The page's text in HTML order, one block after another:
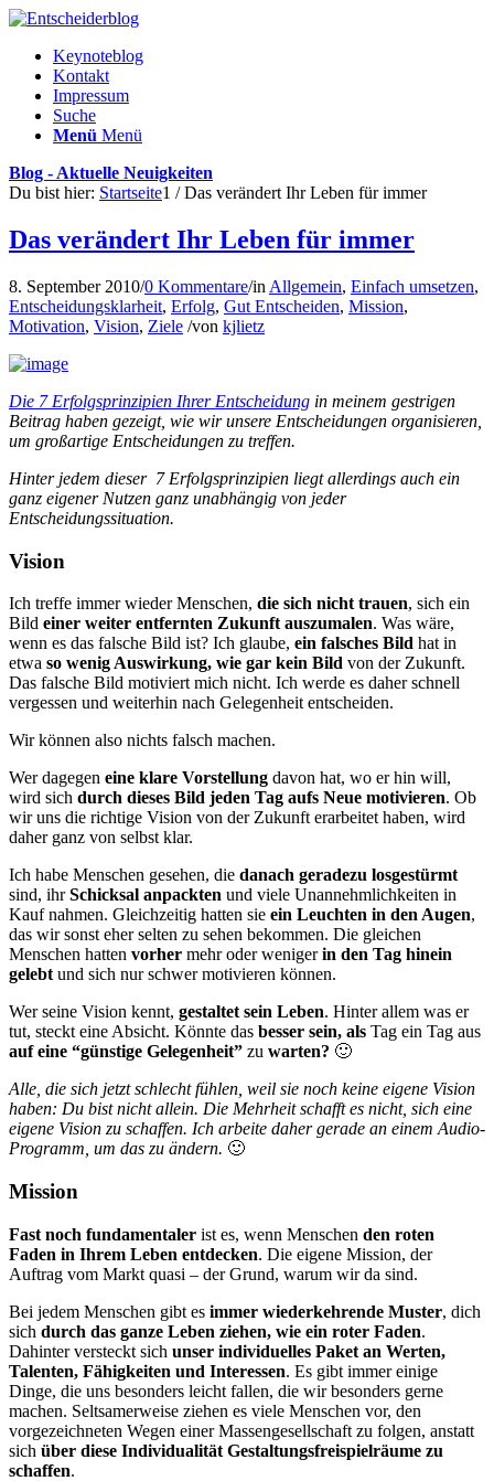
Keynoteblog
Kontakt
Impressum
Suche
Menü Menü
Blog - Aktuelle Neuigkeiten
Du bist hier: Startseite1 / Das verändert Ihr Leben für immer
Das verändert Ihr Leben für immer
8. September 2010/0 Kommentare/in Allgemein, Einfach umsetzen,
Entscheidungsklarheit, Erfolg, Gut Entscheiden, Mission,
Motivation, Vision, Ziele /von kjlietz
Die 7 Erfolgsprinzipien Ihrer Entscheidung in meinem gestrigen
Beitrag haben gezeigt, wie wir unsere Entscheidungen organisieren,
um großartige Entscheidungen zu treffen.
Hinter jedem dieser 7 Erfolgsprinzipien liegt allerdings auch ein
ganz eigener Nutzen ganz unabhängig von jeder
Entscheidungssituation.
Vision
Ich treffe immer wieder Menschen, die sich nicht trauen, sich ein
Bild einer weiter entfernten Zukunft auszumalen. Was wäre,
wenn es das falsche Bild ist? Ich glaube, ein falsches Bild hat in
etwa so wenig Auswirkung, wie gar kein Bild von der Zukunft.
Das falsche Bild motiviert mich nicht. Ich werde es daher schnell
vergessen und weiterhin nach Gelegenheit entscheiden.
Wir können also nichts falsch machen.
Wer dagegen eine klare Vorstellung davon hat, wo er hin will,
wird sich durch dieses Bild jeden Tag aufs Neue motivieren. Ob
wir uns die richtige Vision von der Zukunft erarbeitet haben, wird
daher ganz von selbst klar.
Ich habe Menschen gesehen, die danach geradezu losgestürmt
sind, ihrSchicksal anpackten und viele Unannehmlichkeiten in
Kauf nahmen. Gleichzeitig hatten sie ein Leuchten in den Augen,
das wir sonst eher selten zu sehen bekommen. Die gleichen
Menschen hatten vorher mehr oder wenigerin den Tag hinein
gelebt und sich nur schwer motivieren können.
Wer seine Vision kennt, gestaltet sein Leben. Hinter allem was er
tut, steckt eine Absicht. Könnte das besser sein, als Tag ein Tag aus
auf eine “günstige Gelegenheit” zu warten? 🙂
Alle, die sich jetzt schlecht fühlen, weil sie noch keine eigene Vision
haben: Du bist nicht allein. Die Mehrheit schafft es nicht, sich eine
eigene Vision zu schaffen. Ich arbeite daher gerade an einem Audio-
Programm, um das zu ändern. 🙂
Mission
Fast noch fundamentaler ist es, wenn Menschen den roten
Faden in Ihrem Leben entdecken. Die eigene Mission, der
Auftrag vom Markt quasi – der Grund, warum wir da sind.
Bei jedem Menschen gibt es immer wiederkehrende Muster, dich
sich durch das ganze Leben ziehen, wie ein roter Faden.
Dahinter versteckt sich unser individuelles Paket an Werten,
Talenten, Fähigkeiten und Interessen. Es gibt immer einige
Dinge, die uns besonders leicht fallen, die wir besonders gerne
machen. Seltsamerweise ziehen es viele Menschen vor, den
vorgezeichneten Wegen einer Massengesellschaft zu folgen, anstatt
sich über diese Individualität Gestaltungsfreispielräume zu
schaffen.